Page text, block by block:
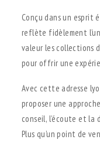
Conçu dans un esprit
reflète fidèlement
valeur les collections
pour offrir une
Avec cette adresse
proposer une
conseil, l’écoute et
Plus qu’un point de